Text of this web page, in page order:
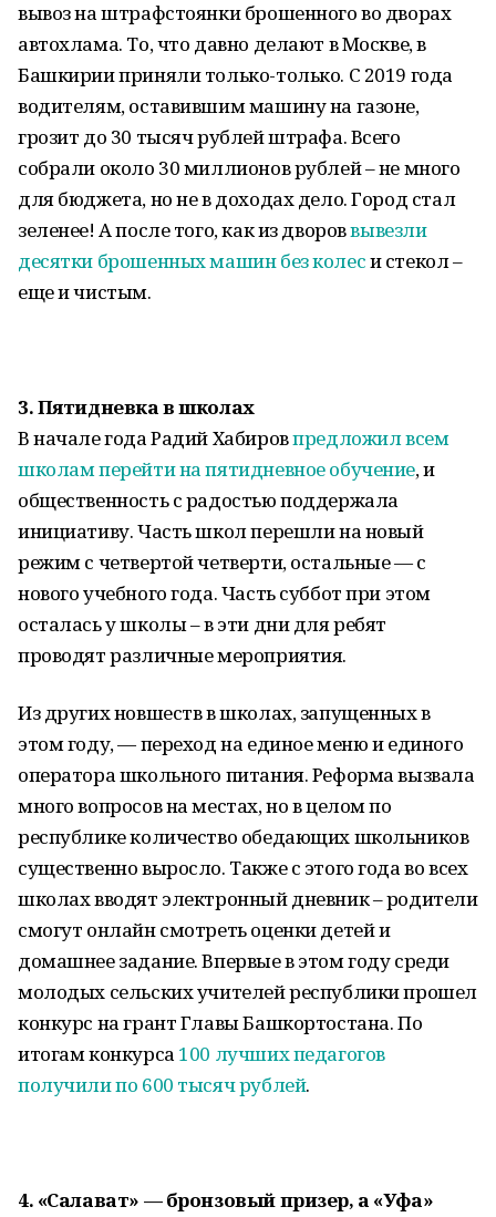
вывоз на штрафстоянки брошенного во дворах
автохлама. То, что давно делают в Москве, в
Башкирии приняли только-только. С 2019 года
водителям, оставившим машину на газоне,
грозит до 30 тысяч рублей штрафа. Всего
собрали около 30 миллионов рублей – не много
для бюджета, но не в доходах дело. Город стал
зеленее! А после того, как из двороввывезли
десятки брошенных машин без колеси стекол –
еще и чистым.
3.Пятидневка в школах
В начале года Радий Хабировпредложил всем
школам перейти на пятидневное обучение, и
общественность с радостью поддержала
инициативу. Часть школ перешли на новый
режим с четвертой четверти, остальные — с
нового учебного года. Часть суббот при этом
осталась у школы – в эти дни для ребят
проводят различные мероприятия.
Из других новшеств в школах, запущенных в
этом году, — переход на единое меню и единого
оператора школьного питания. Реформа вызвала
много вопросов на местах, но в целом по
республике количество обедающих школьников
существенно выросло. Также с этого года во всех
школах вводят электронный дневник – родители
смогут онлайн смотреть оценки детей и
домашнее задание. Впервые в этом году среди
молодых сельских учителей республики прошел
конкурс на грант Главы Башкортостана. По
итогам конкурса 100 лучших педагогов
получили по 600 тысяч рублей.
4. «Салават» — бронзовый призер, а «Уфа»